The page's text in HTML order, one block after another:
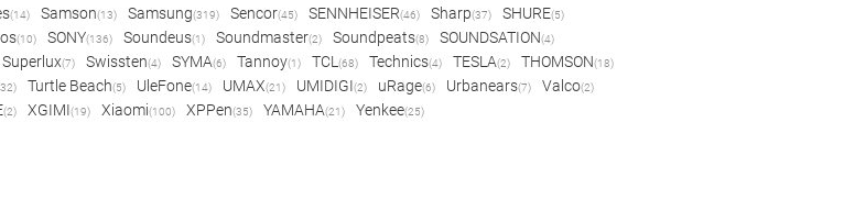
(14) Samson(13) Samsung(319) Sencor(45) SENNHEISER(46) Sharp(37) SHURE(5)
(10) SONY(136) Soundeus(1) Soundmaster(2) Soundpeats(8) SOUNDSATION(4)
Superlux(7) Swissten(4) SYMA(6) Tannoy(1) TCL(68) Technics(4) TESLA(2) THOMSON(18)
Turtle Beach(5) UleFone(14) UMAX(21) UMIDIGI(2) uRage(6) Urbanears(7) Valco(2)
(2) XGIMI(19) Xiaomi(100) XPPen(35) YAMAHA(21) Yenkee(25)